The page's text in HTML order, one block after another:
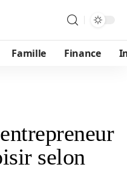
Famille Finance
selon